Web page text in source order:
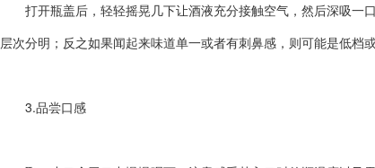
打开瓶盖后，轻轻摇晃几下让酒液充分接触空气，然后深吸一
层次分明；反之如果闻起来味道单一或者有刺鼻感，则可能是低档
3.品尝口感